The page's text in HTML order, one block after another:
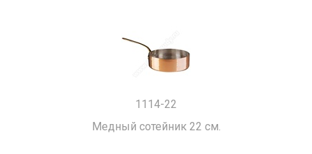
1114-22
Медный сотейник 22 см.